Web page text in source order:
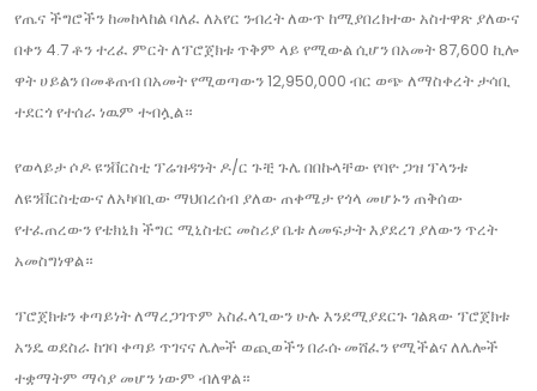
የጤና ችግሮችን ከመከላከል ባለፈ ለአየር ንብረት ለውጥ ከሚያበረክተው አስተዋጽ ያለውና
በቀን 4.7 ቶን ተረፈ ምርት ለፕሮጀክቱ ጥቅም ላይ የሚውል ሲሆን በአመት 87,600 ኪሎ
ዋት ሀይልን በመቆጠብ በአመት የሚወጣውን 12,950,000 ብር ወጭ ለማስቀረት ታሳቢ
ተደርጎ የተሰራ ነዉም ተብሏል።
የወላይታ ሶዶ ዩንቨርስቲ ፕሬዝዳንት ዶ/ር ጉቺ ጉሌ በበኩላቸው የባዮ ጋዝ ፕላንቱ
ለዩንቨርስቲውና ለአካባቢው ማህበረሰብ ያለው ጠቀሜታ የጎላ መሆኑን ጠቅሰው
የተፈጠረውን የቴክኒክ ችግር ሚኒስቴር መስሪያ ቤቱ ለመፍታት እያደረገ ያለውን ጥረት
አመስግነዋል።
ፕሮጀክቱን ቀጣይነት ለማረጋገጥም አስፈላጊውን ሁሉ እንደሚያደርጉ ገልጸው ፕሮጀክቱ
አንዴ ወደስራ ከገባ ቀጣይ ጥገናና ሌሎች ወጪወችን በራሱ መሸፈን የሚችልና ለሌሎች
ተቋማትም ማሳያ መሆን ነውም ብለዋል።